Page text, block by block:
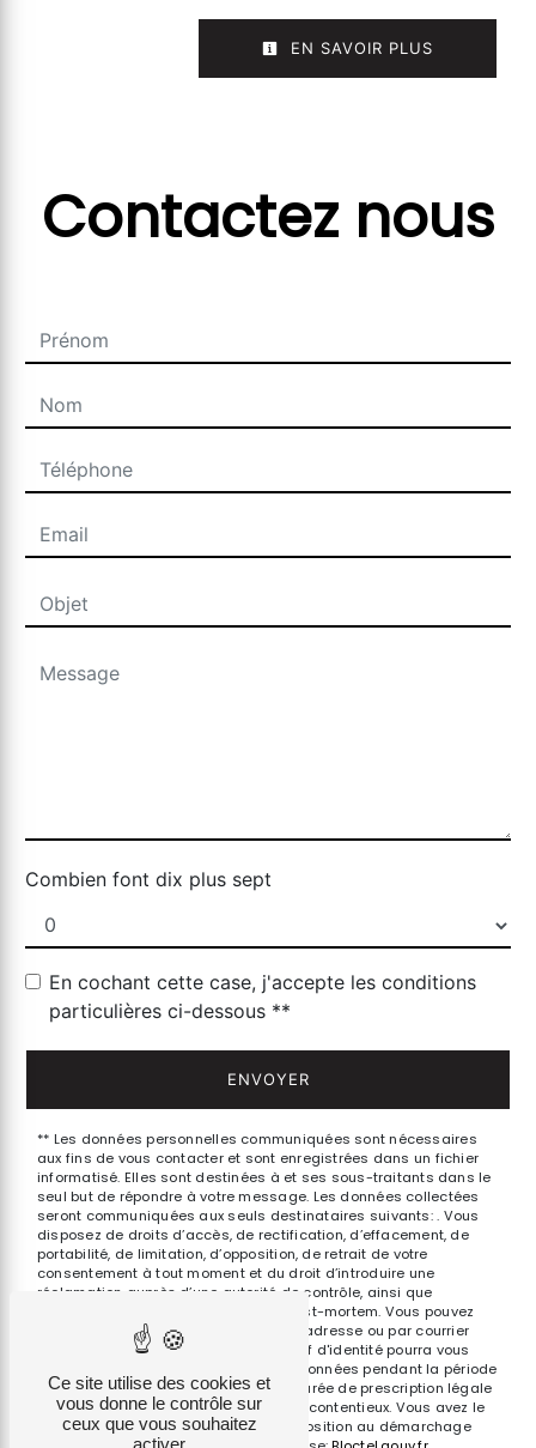
EN SAVOIR PLUS
Contactez nous
Combien font dix plus sept
En cochant cette case, j'accepte les conditions
particulières ci-dessous **
ENVOYER
** Les données personnelles communiquées sont nécessaires
aux fins de vous contacter et sont enregistrées dans un fichier
informatisé. Elles sont destinées à et ses sous-traitants dans le
seul but de répondre à votre message. Les données collectées
seront communiquées aux seuls destinataires suivants: . Vous
disposez de droits d’accès, de rectification, d’effacement, de
portabilité, de limitation, d’opposition, de retrait de votre
consentement à tout moment et du droit d’introduire une
réclamation auprès d’une autorité de contrôle, ainsi que
d’organiser le sort de vos données post-mortem. Vous pouvez
exercer ces droits par voie postale à l'adresse ou par courrier
électronique à l'adresse . Un justificatif d'identité pourra vous
être demandé. Nous conservons vos données pendant la période
de prise de contact puis pendant la durée de prescription légale
aux fins probatoires et de gestion des contentieux. Vous avez le
droit de vous inscrire sur la liste d'opposition au démarchage
Ce site utilise des cookies et
vous donne le contrôle sur
ceux que vous souhaitez
activer